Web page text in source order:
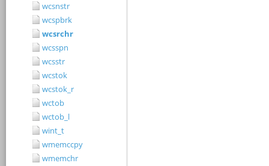
wcsnstr
wcspbrk
wcsrchr
wcsspn
wcsstr
wcstok
wcstok_r
wctob
wctob_l
wint_t
wmemccpy
wmemchr